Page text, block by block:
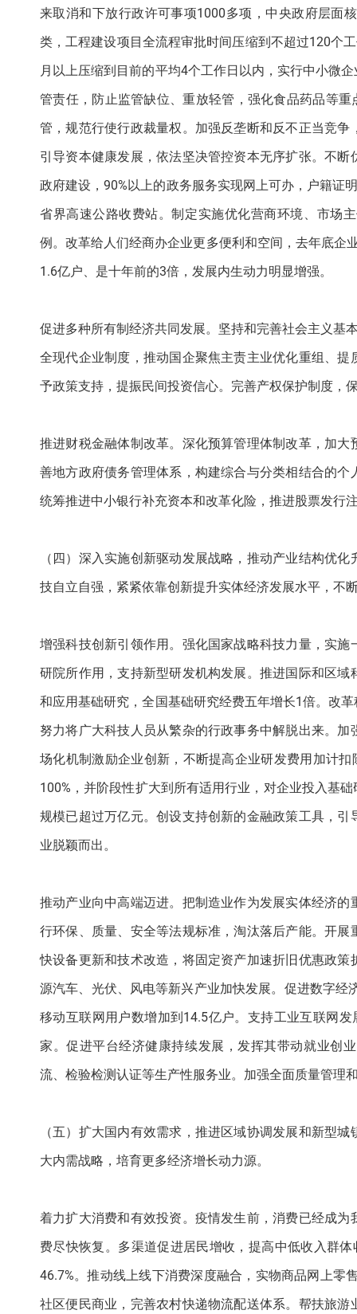
来取消和下放行政许可事项1000多项，中央政府层面
类，工程建设项目全流程审批时间压缩到不超过120个
月以上压缩到目前的平均4个工作日以内，实行中小微
管责任，防止监管缺位、重放轻管，强化食品药品等
管，规范行使行政裁量权。加强反垄断和反不正当竞
引导资本健康发展，依法坚决管控资本无序扩张。不
政府建设，90%以上的政务服务实现网上可办，户籍证
省界高速公路收费站。制定实施优化营商环境、市场
例。改革给人们经商办企业更多便利和空间，去年底企
1.6亿户、是十年前的3倍，发展内生动力明显增强。
促进多种所有制经济共同发展。坚持和完善社会主义基
全现代企业制度，推动国企聚焦主责主业优化重组、
予政策支持，提振民间投资信心。完善产权保护制度，
推进财税金融体制改革。深化预算管理体制改革，加
善地方政府债务管理体系，构建综合与分类相结合的
统筹推进中小银行补充资本和改革化险，推进股票发行
（四）深入实施创新驱动发展战略，推动产业结构优
技自立自强，紧紧依靠创新提升实体经济发展水平，不
增强科技创新引领作用。强化国家战略科技力量，实
研院所作用，支持新型研发机构发展。推进国际和区
和应用基础研究，全国基础研究经费五年增长1倍。改
努力将广大科技人员从繁杂的行政事务中解脱出来。
场化机制激励企业创新，不断提高企业研发费用加计
100%，并阶段性扩大到所有适用行业，对企业投入基
规模已超过万亿元。创设支持创新的金融政策工具，
业脱颖而出。
推动产业向中高端迈进。把制造业作为发展实体经济
行环保、质量、安全等法规标准，淘汰落后产能。开
快设备更新和技术改造，将固定资产加速折旧优惠政
源汽车、光伏、风电等新兴产业加快发展。促进数字经
移动互联网用户数增加到14.5亿户。支持工业互联网
家。促进平台经济健康持续发展，发挥其带动就业创
流、检验检测认证等生产性服务业。加强全面质量管理
（五）扩大国内有效需求，推进区域协调发展和新型
大内需战略，培育更多经济增长动力源。
着力扩大消费和有效投资。疫情发生前，消费已经成
费尽快恢复。多渠道促进居民增收，提高中低收入群
46.7%。推动线上线下消费深度融合，实物商品网上零
社区便民商业，完善农村快递物流配送体系。帮扶旅